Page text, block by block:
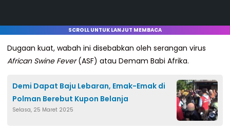
SCROLL UNTUK LANJUT MEMBACA
Dugaan kuat, wabah ini disebabkan oleh serangan virus
African Swine Fever(ASF) atau Demam Babi Afrika.
Demi Dapat Baju Lebaran, Emak-Emak di
Polman Berebut Kupon Belanja
Selasa, 25 Maret 2025